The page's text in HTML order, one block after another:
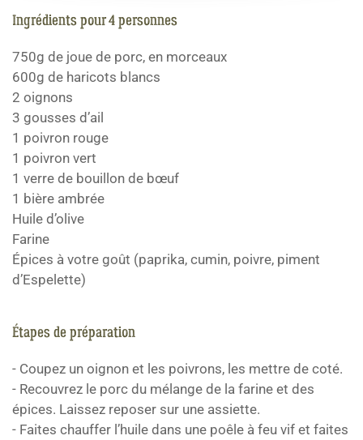
Ingrédients pour 4 personnes
750g de joue de porc, en morceaux
600g de haricots blancs
2 oignons
3 gousses d’ail
1 poivron rouge
1 poivron vert
1 verre de bouillon de bœuf
1 bière ambrée
Huile d’olive
Farine
Épices à votre goût (paprika, cumin, poivre, piment
d’Espelette)
Étapes de préparation
- Coupez un oignon et les poivrons, les mettre de coté.
- Recouvrez le porc du mélange de la farine et des
épices. Laissez reposer sur une assiette.
- Faites chauffer l’huile dans une poêle à feu vif et faites